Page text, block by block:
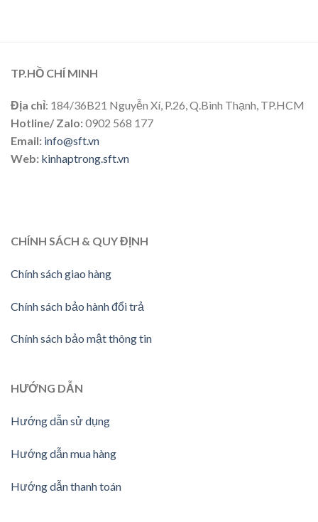
TP.HỒ CHÍ MINH
Địa chỉ: 184/36B21 Nguyễn Xí, P.26, Q.Bình Thạnh, TP.HCM
Hotline/ Zalo:0902 568 177
Email: info@sft.vn
Web: kinhaptrong.sft.vn
CHÍNH SÁCH & QUY ĐỊNH
Chính sách giao hàng
Chính sách bảo hành đổi trả
Chính sách bảo mật thông tin
HƯỚNG DẪN
Hướng dẫn sử dụng
Hướng dẫn mua hàng
Hướng dẫn thanh toán